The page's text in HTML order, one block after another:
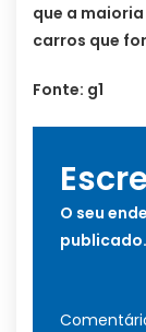
que a
carros que
Fonte: g1
O seu
publicado.